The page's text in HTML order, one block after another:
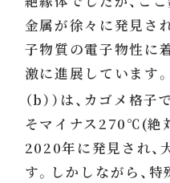
金属が徐々に発見さ
子物質の電子物性に
激に進展しています
（b））は、カゴメ格
そマイナス270℃(絶
2020年に発見され、
す。しかしながら、